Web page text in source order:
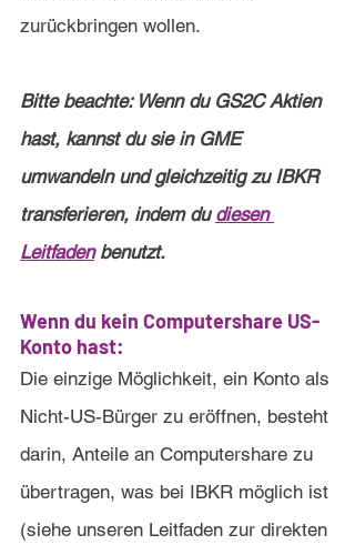
zurückbringen wollen.
Bitte beachte: Wenn du GS2C Aktien
hast, kannst du sie in GME
umwandeln und gleichzeitig zu IBKR
transferieren, indem du diesen
Leitfaden benutzt.
Wenn du kein Computershare US-
Konto hast:
Die einzige Möglichkeit, ein Konto als
Nicht-US-Bürger zu eröffnen, besteht
darin, Anteile an Computershare zu
übertragen, was bei IBKR möglich ist
(siehe unseren Leitfaden zur direkten